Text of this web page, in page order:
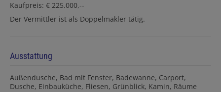
Kaufpreis: € 225.000,--
Der Vermittler ist als Doppelmakler tätig.
Ausstattung
Außendusche Bad mit Fenster Badewanne Carport
Dusche Einbauküche Fliesen Grünblick Kamin Räume